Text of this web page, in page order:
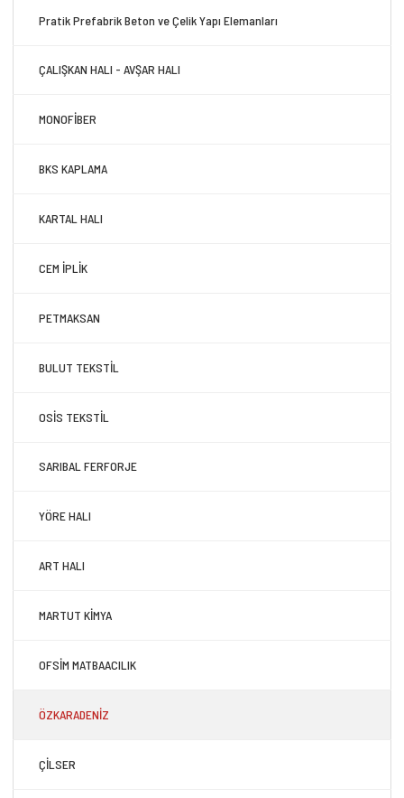
Pratik Prefabrik Beton ve Çelik Yapı Elemanları
ÇALIŞKAN HALI - AVŞAR HALI
MONOFİBER
BKS KAPLAMA
KARTAL HALI
CEM İPLİK
PETMAKSAN
BULUT TEKSTİL
OSİS TEKSTİL
SARIBAL FERFORJE
YÖRE HALI
ART HALI
MARTUT KİMYA
OFSİM MATBAACILIK
ÖZKARADENİZ
ÇİLSER